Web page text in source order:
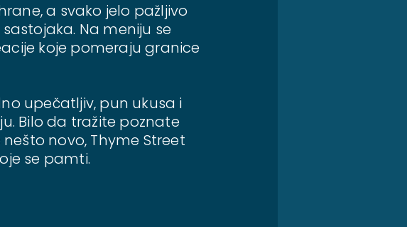
a svako jelo pažljivo
Na meniju se
koje pomeraju granice
upečatljiv, pun ukusa i
Bilo da tražite poznate
novo, Thyme Street
se pamti.